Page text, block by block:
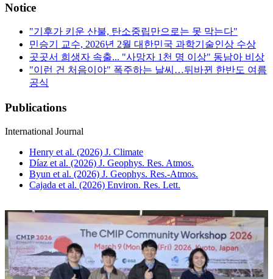
Notice
"기후가 키운 산불, 탄소중립만으로는 못 막는다"
민승기 교수, 2026년 2월 대한민국 과학기술인상 수상
곳곳서 희생자 속출... "사망자 1천 명 이상" 동남아 비상
"이런 건 처음이야" 폭주하는 날씨…뒤바뀐 한반도 여름
공식
Publications
International Journal
Henry et al. (2026) J. Climate
Díaz et al. (2026) J. Geophys. Res. Atmos.
Byun et al. (2026) J. Geophys. Res.-Atmos.
Cajada et al. (2026) Environ. Res. Lett.